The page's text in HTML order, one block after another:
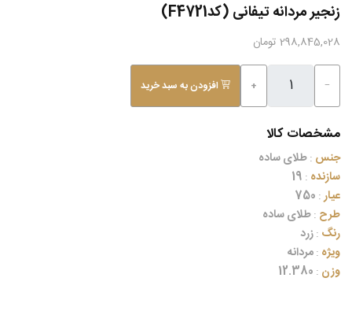
زنجیر مردانه تیفانی (کدF4721)
298,845,028 تومان
−
+ افزودن به سبد خرید
مشخصات کالا
جنس :طلای ساده
سازنده :
عیار:
طرح :طلای ساده
رنگ :زرد
ویژه :مردانه
وزن :